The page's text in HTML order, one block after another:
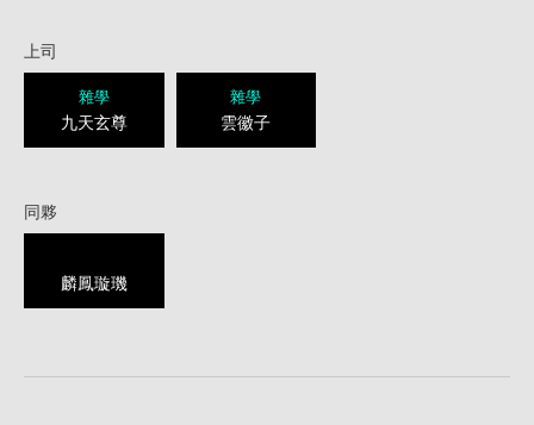
上司
雜學
九天玄尊
雜學
雲徽子
同夥
麟鳳璇璣